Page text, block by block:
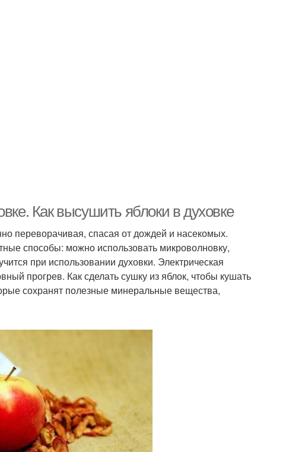
Как высушить яблоки в духовке
переворачивая, спасая от дождей и насекомых.
способы: можно использовать микроволновку,
при использовании духовки. Электрическая
прогрев. Как сделать сушку из яблок, чтобы кушать
сохранят полезные минеральные вещества,